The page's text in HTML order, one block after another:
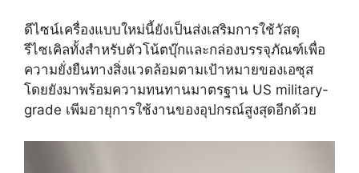
ดีไซน์เครื่องแบบใหม่นี้ยังเป็นส่งเสริมการใช้วัสดุ
รีไซเคิลทั้งสำหรับตัวโน้ตบุ๊กและกล่องบรรจุภัณฑ์เพื่อ
ความยั่งยืนทางสิ่งแวดล้อมตามเป้าหมายของเอซุส
โดยยังมาพร้อมความทนทานมาตรฐาน US military-
grade เพีมอายุการใช้งานของอุปกรณ์สูงสุดอีกด้วย